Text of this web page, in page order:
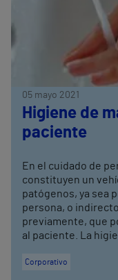
05 mayo 2021
Higiene de
paciente
En el cuidado de
constituyen un
patógenos, ya sea
persona, o
previamente, que
al paciente. La
Corporativo